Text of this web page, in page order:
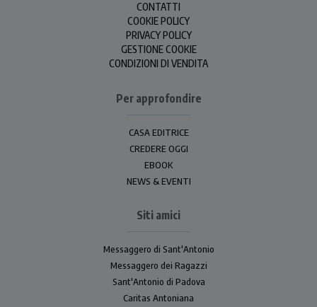
CONTATTI
COOKIE POLICY
PRIVACY POLICY
GESTIONE COOKIE
CONDIZIONI DI VENDITA
Per approfondire
CASA EDITRICE
CREDERE OGGI
EBOOK
NEWS & EVENTI
Siti amici
Messaggero di Sant'Antonio
Messaggero dei Ragazzi
Sant'Antonio di Padova
Caritas Antoniana